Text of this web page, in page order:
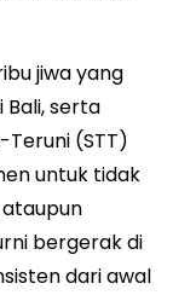
jiwa yang
serta
(STT)
untuk tidak
bergerak di
dari awal